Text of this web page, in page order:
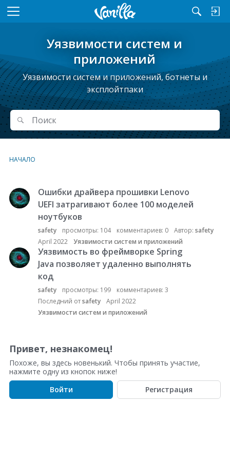
M
Уязвимости систем и
приложений
Уязвимости систем и приложений, ботнеты и
эксплойтпаки
Поиск
Поиск
НАЧАЛО
С
п
к
о
и
й
Ошибки драйвера прошивки Lenovo
UEFI затрагивают более 100 моделей
ноутбуков
safety просмотры: 104 комментариев: 0 Автор: safety
April 2022
Уязвимости систем и приложений
Уязвимость во фреймворке Spring
Java позволяет удаленно выполнять
код
safety просмотры: 199 комментариев: 3
Последний отsafety
April 2022
Уязвимости систем и приложений
Привет, незнакомец!
Похоже, вы здесь новенький. Чтобы принять участие,
нажмите одну из кнопок ниже!
Войти
Регистрация